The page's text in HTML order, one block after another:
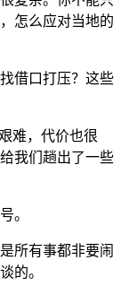
怎么应对当地的
借口打压？这些
难，代价也很
我们趟出了一些
。
所有事都非要闹
的。